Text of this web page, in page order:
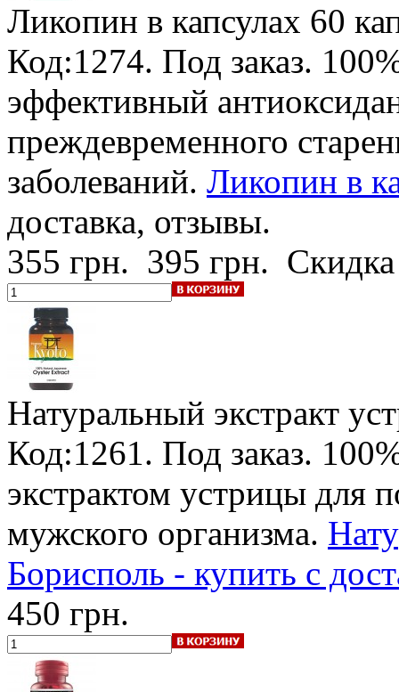
Ликопин в капсулах 60
Код:1274. Под заказ.
эффективный
преждевременного
заболеваний. Ликопин в
доставка, отзывы.
355 грн. 395 грн.
Натуральный экстракт
Код:1261. Под заказ.
экстрактом устрицы для
мужского организма.
Борисполь - купить с
450 грн.